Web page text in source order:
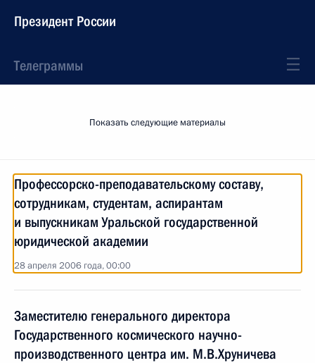
Президент России
Телеграммы
Показать следующие материалы
Профессорско-преподавательскому составу,
сотрудникам, студентам, аспирантам
и выпускникам Уральской государственной
юридической академии
28 апреля 2006 года, 00:00
Заместителю генерального директора
Государственного космического научно-
производственного центра им. М.В.Хруничева